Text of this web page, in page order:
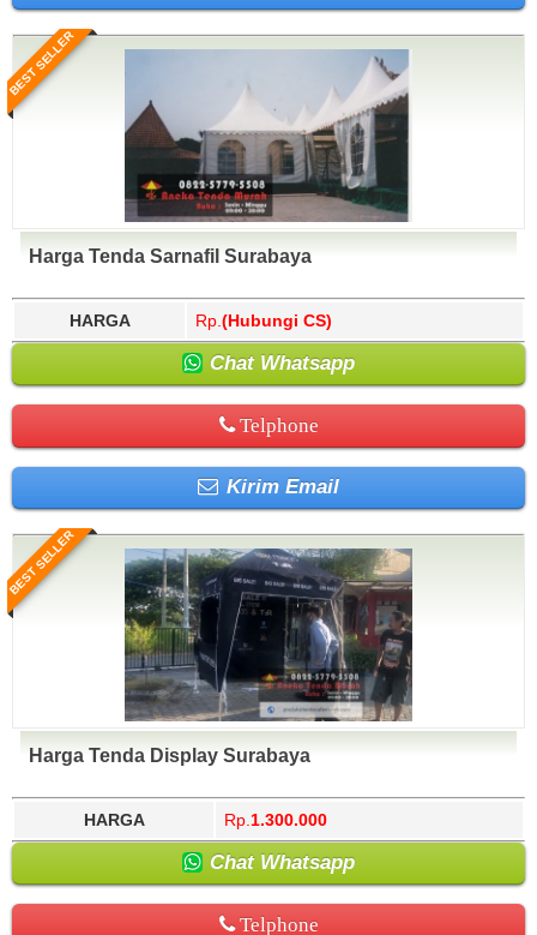
BEST SELLER
Harga Tenda Sarnafil Surabaya
HARGA Rp. (Hubungi CS)
Chat Whatsapp
Telphone
Kirim Email
BEST SELLER
Harga Tenda Display Surabaya
HARGA Rp. 1.300.000
Chat Whatsapp
Telphone